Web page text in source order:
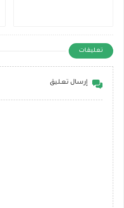
تعليقات
إرسال تعليق